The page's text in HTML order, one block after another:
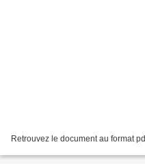
Retrouvez le document au format